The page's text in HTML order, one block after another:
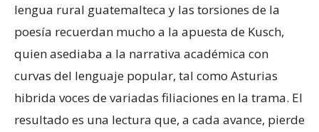
lengua rural guatemalteca y las torsiones de la
poesía recuerdan mucho a la apuesta de Kusch,
quien asediaba a la narrativa académica con
curvas del lenguaje popular, tal como Asturias
hibrida voces de variadas filiaciones en la trama. El
resultado es una lectura que, a cada avance, pierde